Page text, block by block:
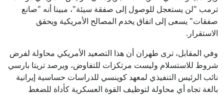
ترمب "لن يستعجل للوصول إلى صفقة سيئة"، مبينا أنه "صانع
صفقات" يسعى إلى اتفاق يخدم المصالح الأمريكية ويحقق
الاستقرار.
وفي المقابل، ترى طهران أن هذا التصعيد الأمريكي محاولة لفرض
شروط للاستسلام وليست مرتكزات للتفاوض، ويرصد تريتا بارسي
نائب الرئيس التنفيذي لمعهد كوينسي للدراسات حساسية إيرانية
بالغة تجاه أي محاولة لتوظيف القوة العسكرية كأداة للضغط